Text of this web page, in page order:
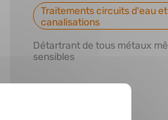
Traitements circuits d'eau et
canalisations
Détartrant de tous métaux même
sensibles